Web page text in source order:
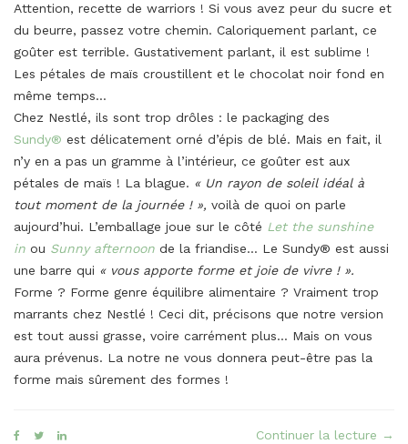
Attention, recette de warriors ! Si vous avez peur du sucre et
du beurre, passez votre chemin. Caloriquement parlant, ce
goûter est terrible. Gustativement parlant, il est sublime !
Les pétales de maïs croustillent et le chocolat noir fond en
même temps…
Chez Nestlé, ils sont trop drôles : le packaging des
Sundy® est délicatement orné d’épis de blé. Mais en fait, il
n’y en a pas un gramme à l’intérieur, ce goûter est aux
pétales de maïs ! La blague. « Un rayon de soleil idéal à
tout moment de la journée ! », voilà de quoi on parle
aujourd’hui. L’emballage joue sur le côté Let the sunshine
in ou Sunny afternoon de la friandise… Le Sundy® est aussi
une barre qui « vous apporte forme et joie de vivre ! ».
Forme ? Forme genre équilibre alimentaire ? Vraiment trop
marrants chez Nestlé ! Ceci dit, précisons que notre version
est tout aussi grasse, voire carrément plus… Mais on vous
aura prévenus. La notre ne vous donnera peut-être pas la
forme mais sûrement des formes !
Continuer la lecture «
→